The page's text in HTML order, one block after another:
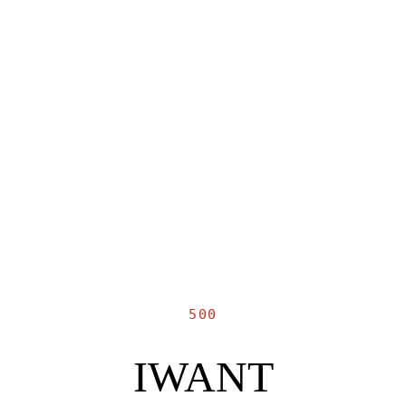
500
IWANT